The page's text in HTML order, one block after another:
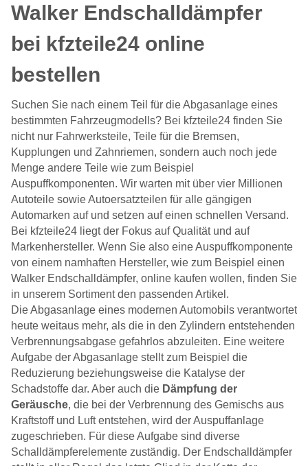
Walker Endschalldämpfer
bei kfzteile24 online
bestellen
Suchen Sie nach einem Teil für die Abgasanlage eines
bestimmten Fahrzeugmodells? Bei kfzteile24 finden Sie
nicht nur Fahrwerksteile, Teile für die Bremsen,
Kupplungen und Zahnriemen, sondern auch noch jede
Menge andere Teile wie zum Beispiel
Auspuffkomponenten. Wir warten mit über vier Millionen
Autoteile sowie Autoersatzteilen für alle gängigen
Automarken auf und setzen auf einen schnellen Versand.
Bei kfzteile24 liegt der Fokus auf Qualität und auf
Markenhersteller. Wenn Sie also eine Auspuffkomponente
von einem namhaften Hersteller, wie zum Beispiel einen
Walker Endschalldämpfer, online kaufen wollen, finden Sie
in unserem Sortiment den passenden Artikel.
Die Abgasanlage eines modernen Automobils verantwortet
heute weitaus mehr, als die in den Zylindern entstehenden
Verbrennungsabgase gefahrlos abzuleiten. Eine weitere
Aufgabe der Abgasanlage stellt zum Beispiel die
Reduzierung beziehungsweise die Katalyse der
Schadstoffe dar. Aber auch die Dämpfung der
Geräusche, die bei der Verbrennung des Gemischs aus
Kraftstoff und Luft entstehen, wird der Auspuffanlage
zugeschrieben. Für diese Aufgabe sind diverse
Schalldämpferelemente zuständig. Der Endschalldämpfer